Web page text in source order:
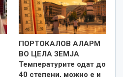
ПОРТОКАЛОВ АЛАРМ
ВО ЦЕЛА ЗЕМЈА
Температурите одат до
40 степени, можно е и